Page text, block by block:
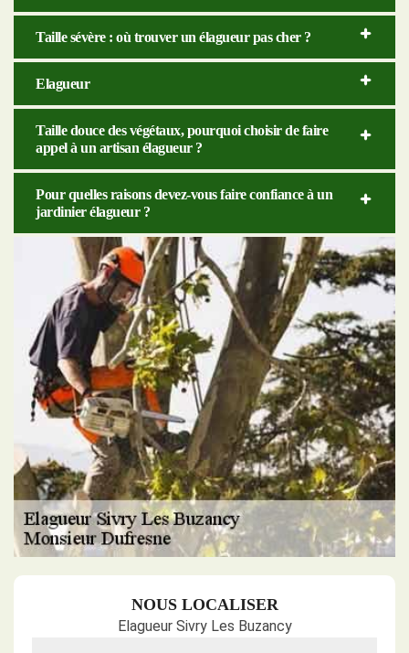
Taille sévère : où trouver un élagueur pas cher ?
Elagueur
Taille douce des végétaux, pourquoi choisir de faire
appel à un artisan élagueur ?
Pour quelles raisons devez-vous faire confiance à un
jardinier élagueur ?
NOUS LOCALISER
Elagueur Sivry Les Buzancy